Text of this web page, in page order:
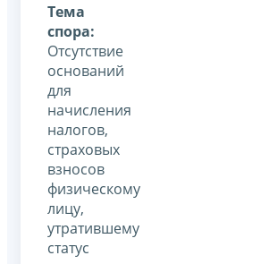
Тема
спора:
Отсутствие
оснований
для
начисления
налогов,
страховых
взносов
физическому
лицу,
утратившему
статус